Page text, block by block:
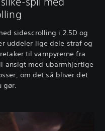
sidescrolling i 2.5D og
uddeler lige dele straf og
til vampyrerne fra
ansigt med ubarmhjertige
om det så bliver det
gør.